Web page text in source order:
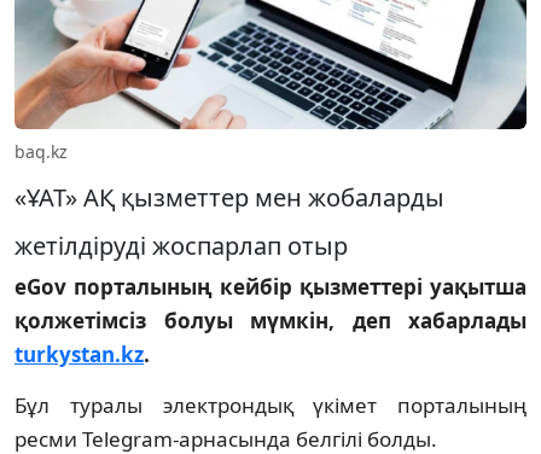
baq.kz
«ҰАТ» АҚ қызметтер мен жобаларды
жетілдіруді жоспарлап отыр
eGov порталының кейбір қызметтері уақытша
қолжетімсіз болуы мүмкін, деп хабарлады
turkystan.kz.
Бұл туралы электрондық үкімет порталының
ресми Telegram-арнасында белгілі болды.